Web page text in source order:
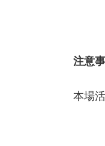
注意
本場